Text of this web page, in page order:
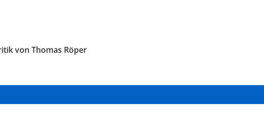
von Thomas Röper
TELEGRAM KANAL TELEGRAM KANAL